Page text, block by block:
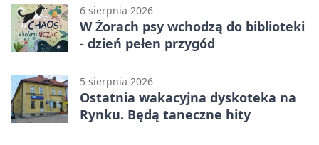
6 sierpnia 2026
W Żorach psy wchodzą do biblioteki
- dzień pełen przygód
5 sierpnia 2026
Ostatnia wakacyjna dyskoteka na
Rynku. Będą taneczne hity